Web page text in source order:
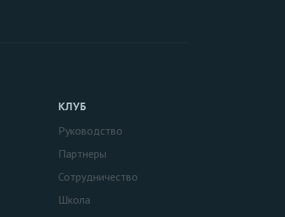
КЛУБ
Руководство
Партнеры
Сотрудничество
Школа